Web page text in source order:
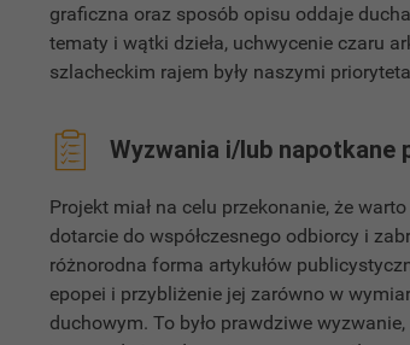
graficzna oraz sposób opisu oddaje
tematy i wątki dzieła, uchwycenie czaru
szlacheckim rajem były naszymi
Wyzwania i/lub napotkane
Projekt miał na celu przekonanie, że
dotarcie do współczesnego odbiorcy i
różnorodna forma artykułów
epopei i przybliżenie jej zarówno w
duchowym. To było prawdziwe